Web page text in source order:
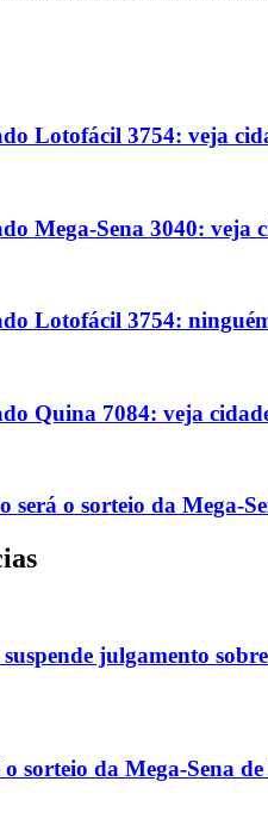
Lotofácil 3754: veja
Mega-Sena 3040: veja
Lotofácil 3754:
Quina 7084: veja
será o sorteio da Mega-
julgamento
o sorteio da Mega-Sena